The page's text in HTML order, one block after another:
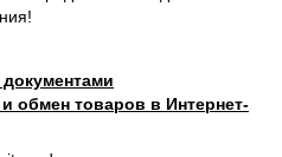
обмен товаров в Интернет-